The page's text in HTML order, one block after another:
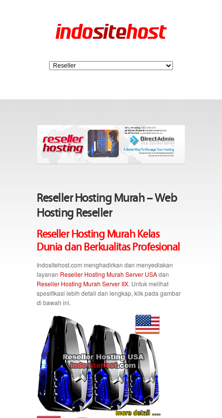
Reseller Hosting Murah – Web
Hosting Reseller
Reseller Hosting Murah Kelas
Dunia dan Berkualitas Profesional
Indositehost.com menghadirkan dan menyediakan
layanan Reseller Hosting Murah Server USAdan
Reseller Hosting Murah Server IIX. Untuk melihat
spesifikasi lebih detail dan lengkap, klik pada gambar
di bawah ini.